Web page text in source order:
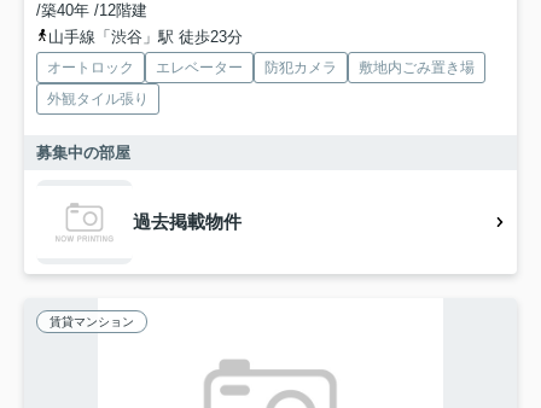
/築40年 /12階建
山手線「渋谷」駅 徒歩23分
オートロック エレベーター 防犯カメラ
敷地内ごみ置き場
外観タイル張り
募集中の部屋
過去掲載物件
賃貸マンション